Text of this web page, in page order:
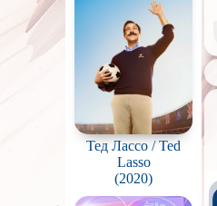
Тед Лассо / Ted
Lasso
(2020)